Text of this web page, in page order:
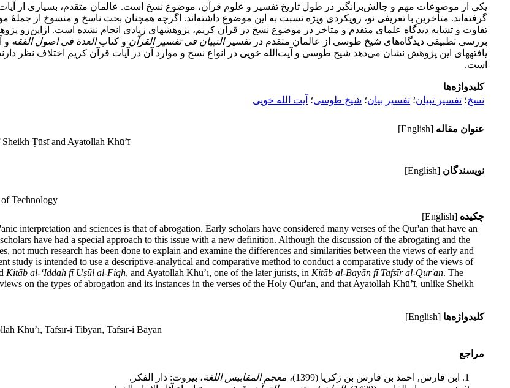
یکی از موضوعات مهم و چالش‌برانگیز در طول تاریخ تفسیر و علوم قرآن، موضوع نسخ است. عالمان متقدم، بسیاری از
تفاوت و تشابه دیدگاه علمای متقدم و متاخر در موضوع نسخ در قرآن کریم، پژوهش‏های زیادی انجام نشده است. ازاین‌رو
بررسی تطبیقی دیدگاه‌های شیخ طوسی از عالمان متقدم در تفسیرالتبیان فی تفسیر القرآن و کتابالعدة فی اصول الفقه و
یافتههای این پژوهش نشان می‌دهد شیخ طوسی و آیت‌الله خویی در انواع نسخ و موارد آن در آیات قرآن کریم اختلاف نظر
است.
کلیدواژه‌ها
نسخ؛ تفسیر تبیان؛ تفسیر بیان؛ شیخ طوسی؛ آیت الله خویی
عنوان مقاله [English]
Ṭūsī and Ayatollah Khū’ī
نویسندگان [English]
Technology
چکیده [English]
interpretation and sciences is that of abrogation. Early scholars have considered many verses of the Qur'an that have an
have had a special approach to this issue with a new definition. Although the discussion of the abrogating and the
not much research has been done to explain and examine the differences and similarities between the views of early and
study is intended to use a descriptive-analytical and comparative method to conduct a comparative study of the views of
Kitāb al-‘Iddah fīUṣūl al-Fiqh, and Ayatollah Khū’ī, one of the later jurists, in Kitāb al-Bayān fīTafsīr al-Qur'an. The
on the types of abrogation and its instances in the verses of the Holy Qur'an, and that Ayatollah Khū’ī, unlike Sheikh
کلیدواژه‌ها [English]
Khū’ī, Tafsīr-i Tibyān, Tafsīr-i Bayān
مراجع
ابن فارس, احمد بن فارس بن زکریا (1399)، معجم المقاییس اللغة، بیروت: دار الفکر.